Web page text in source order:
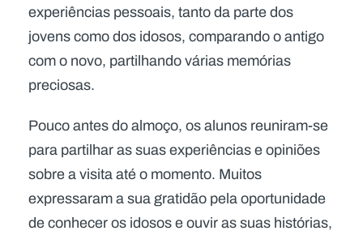
experiências pessoais, tanto da parte dos
jovens como dos idosos, comparando o antigo
com o novo, partilhando várias memórias
preciosas.
Pouco antes do almoço, os alunos reuniram-se
para partilhar as suas experiências e opiniões
sobre a visita até o momento. Muitos
expressaram a sua gratidão pela oportunidade
de conhecer os idosos e ouvir as suas histórias,